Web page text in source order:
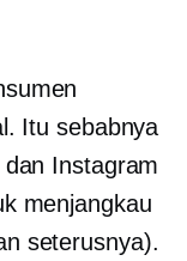
Itu sebabnya
Instagram
menjangkau
seterusnya).